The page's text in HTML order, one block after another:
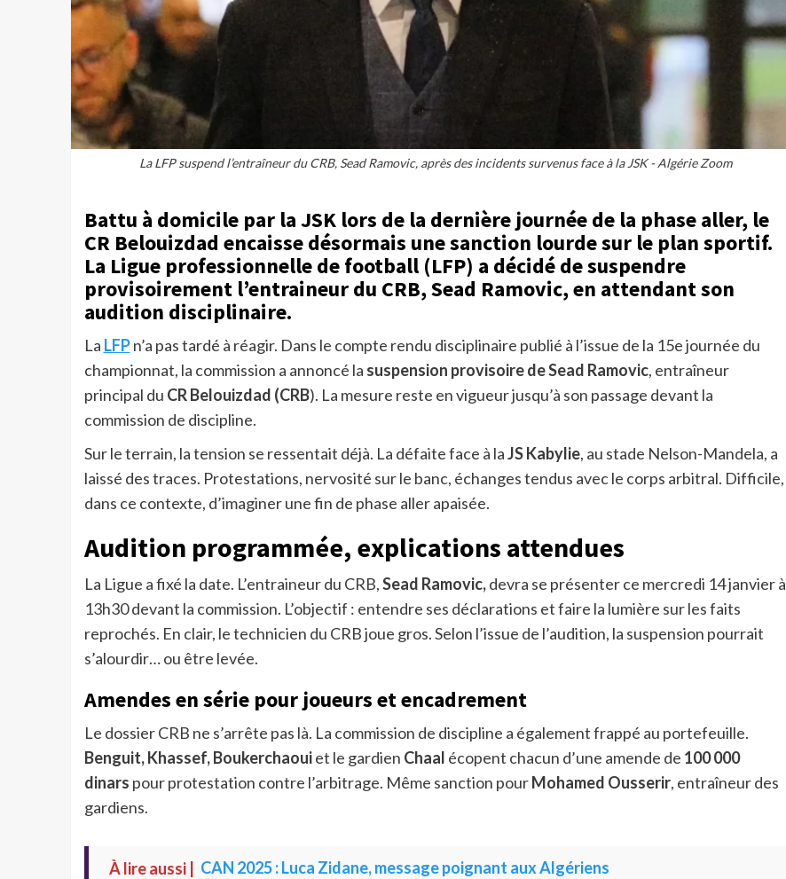
La LFP suspend l’entraîneur du CRB, Sead Ramovic, après des incidents survenus face à la JSK - Algérie Zoom
Battu à domicile par la JSK lors de la dernière journée de la phase aller, le
CR Belouizdad encaisse désormais une sanction lourde sur le plan sportif.
La Ligue professionnelle de football (LFP) a décidé de suspendre
provisoirement l’entraineur du CRB, Sead Ramovic, en attendant son
audition disciplinaire.
La LFPn’a pas tardé à réagir. Dans le compte rendu disciplinaire publié à l’issue de la 15e journée du
championnat, la commission a annoncé la suspension provisoire de Sead Ramovic, entraîneur
principal du CR Belouizdad (CRB). La mesure reste en vigueur jusqu’à son passage devant la
commission de discipline.
Sur le terrain, la tension se ressentait déjà. La défaite face à laJS Kabylie, au stade Nelson-Mandela, a
laissé des traces. Protestations, nervosité sur le banc, échanges tendus avec le corps arbitral. Difficile,
dans ce contexte, d’imaginer une fin de phase aller apaisée.
Audition programmée, explications attendues
La Ligue a fixé la date. L’entraineur du CRB,Sead Ramovic,devra se présenter ce mercredi 14 janvier à
13h30 devant la commission. L’objectif : entendre ses déclarations et faire la lumière sur les faits
reprochés. En clair, le technicien du CRB joue gros. Selon l’issue de l’audition, la suspension pourrait
s’alourdir… ou être levée.
Amendes en série pour joueurs et encadrement
Le dossier CRB ne s’arrête pas là. La commission de discipline a également frappé au portefeuille.
Benguit, Khassef, Boukerchaouiet le gardien Chaal écopent chacun d’une amende de 100 000
dinars pour protestation contre l’arbitrage. Même sanction pourMohamed Ousserir, entraîneur des
gardiens.
À lire aussi | CAN 2025 : Luca Zidane, message poignant aux Algériens